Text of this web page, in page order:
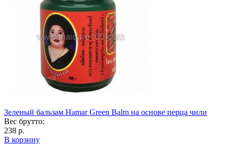
Зеленый бальзам Hamar Green Balm на основе перца чили
Вес брутто:
238 р.
В корзину